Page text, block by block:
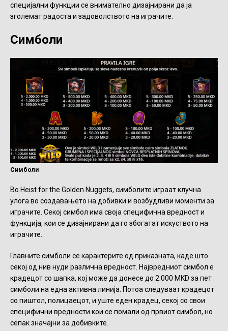
специјални функции се внимателно дизајнирани да ја
зголемат радоста и задоволството на играчите.
Симболи
Симболи
Во Heist for the Golden Nuggets, симболите играат клучна
улога во создавањето на добивки и возбудливи моменти за
играчите. Секој симбол има своја специфична вредност и
функција, кои се дизајнирани да го збогатат искуството на
играчите.
Главните симболи се карактерите од приказната, каде што
секој од нив нуди различна вредност. Највредниот симбол е
крадецот со шапка, кој може да донесе до 2.000 MKD за пет
симболи на една активна линија. Потоа следуваат крадецот
со пиштол, полицаецот, и уште еден крадец, секој со свои
специфични вредности кои се помали од првиот симбол, но
сепак значајни за добивките.